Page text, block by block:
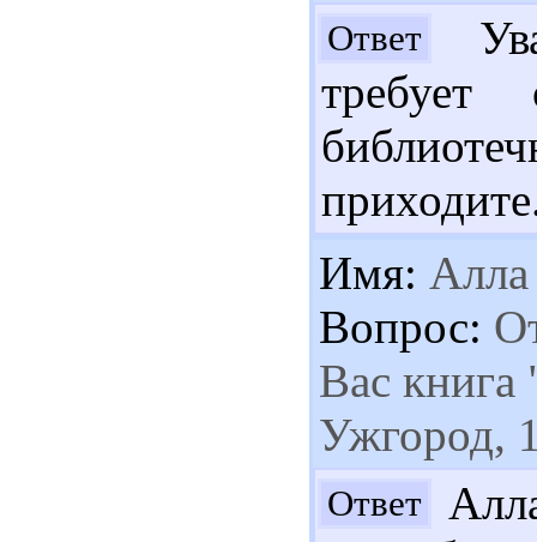
Ответ
требует
Имя: Алла
Вопрос:
Вас книга
Ужгород,
Ответ